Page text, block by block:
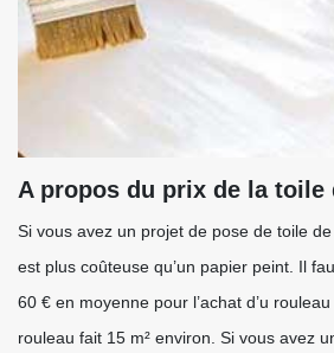
A propos du prix de la toile
Si vous avez un projet de pose de toile
est plus coûteuse qu’un papier peint. Il
60 € en moyenne pour l’achat d’u
rouleau fait 15 m² environ. Si vous avez